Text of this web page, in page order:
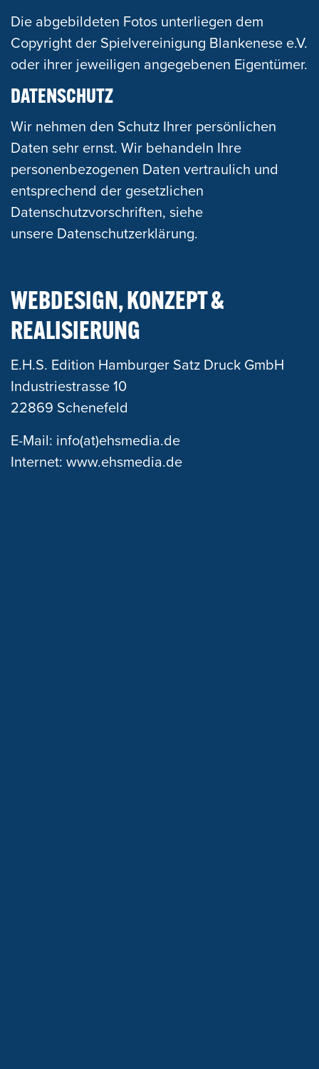
Die abgebildeten Fotos unterliegen dem
Copyright der Spielvereinigung Blankenese e.V.
oder ihrer jeweiligen angegebenen Eigentümer.
DATENSCHUTZ
Wir nehmen den Schutz Ihrer persönlichen
Daten sehr ernst. Wir behandeln Ihre
personenbezogenen Daten vertraulich und
entsprechend der gesetzlichen
Datenschutzvorschriften, siehe
unsere Datenschutzerklärung.
WEBDESIGN, KONZEPT &
REALISIERUNG
E.H.S. Edition Hamburger Satz Druck GmbH
Industriestrasse 10
22869 Schenefeld
E-Mail: info(at)ehsmedia.de
Internet: www.ehsmedia.de